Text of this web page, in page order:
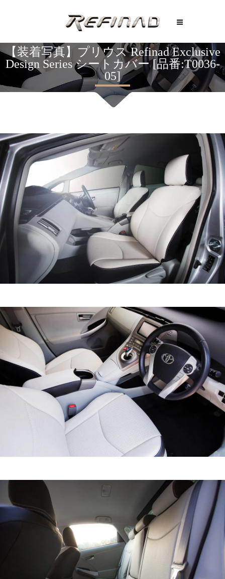
【装着写真】プリウス Refinad Exclusive
Design Series シートカバー [品番:T0036-
05]